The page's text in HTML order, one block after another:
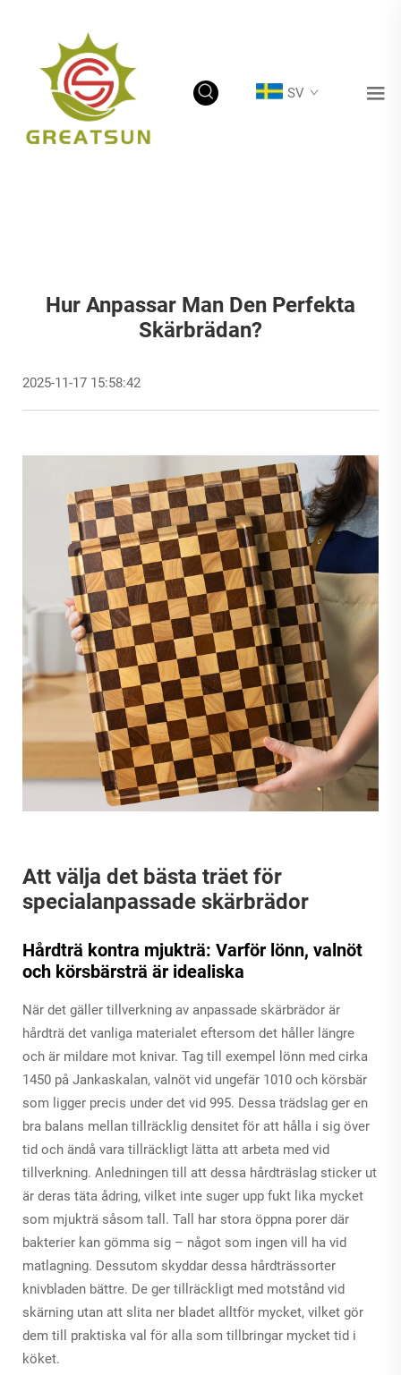
SV
Hur Anpassar Man Den Perfekta
Skärbrädan?
2025-11-17 15:58:42
Att välja det bästa träet för
specialanpassade skärbrädor
Hårdträ kontra mjukträ: Varför lönn, valnöt
och körsbärsträ är idealiska
När det gäller tillverkning av anpassade skärbrädor är
hårdträ det vanliga materialet eftersom det håller längre
och är mildare mot knivar. Tag till exempel lönn med cirka
1450 på Jankaskalan, valnöt vid ungefär 1010 och körsbär
som ligger precis under det vid 995. Dessa trädslag ger en
bra balans mellan tillräcklig densitet för att hålla i sig över
tid och ändå vara tillräckligt lätta att arbeta med vid
tillverkning. Anledningen till att dessa hårdträslag sticker ut
är deras täta ådring, vilket inte suger upp fukt lika mycket
som mjukträ såsom tall. Tall har stora öppna porer där
bakterier kan gömma sig – något som ingen vill ha vid
matlagning. Dessutom skyddar dessa hårdträssorter
knivbladen bättre. De ger tillräckligt med motstånd vid
skärning utan att slita ner bladet alltför mycket, vilket gör
dem till praktiska val för alla som tillbringar mycket tid i
köket.